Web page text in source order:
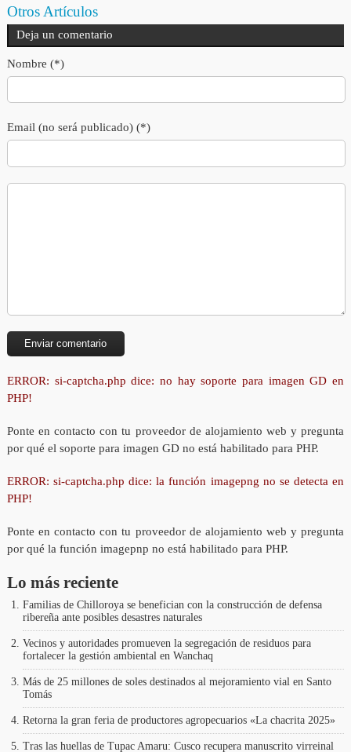
Otros Artículos
Deja un comentario
Nombre (*)
Email (no será publicado) (*)
ERROR: si-captcha.php dice: no hay soporte para imagen GD en
PHP!
Ponte en contacto con tu proveedor de alojamiento web y pregunta
por qué el soporte para imagen GD no está habilitado para PHP.
ERROR: si-captcha.php dice: la función imagepng no se detecta en
PHP!
Ponte en contacto con tu proveedor de alojamiento web y pregunta
por qué la función imagepnp no está habilitado para PHP.
Lo más reciente
Familias de Chilloroya se benefician con la construcción de defensa
ribereña ante posibles desastres naturales
Vecinos y autoridades promueven la segregación de residuos para
fortalecer la gestión ambiental en Wanchaq
Más de 25 millones de soles destinados al mejoramiento vial en Santo
Tomás
Retorna la gran feria de productores agropecuarios «La chacrita 2025»
Tras las huellas de Tupac Amaru: Cusco recupera manuscrito virreinal